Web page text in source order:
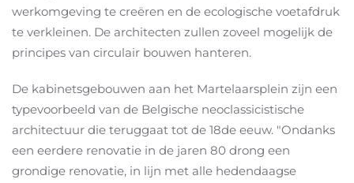
werkomgeving te creëren en de ecologische voetafdruk
te verkleinen. De architecten zullen zoveel mogelijk de
principes van circulair bouwen hanteren.
De kabinetsgebouwen aan het Martelaarsplein zijn een
typevoorbeeld van de Belgische neoclassicistische
architectuur die teruggaat tot de 18de eeuw. "Ondanks
een eerdere renovatie in de jaren 80 drong een
grondige renovatie, in lijn met alle hedendaagse